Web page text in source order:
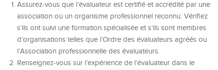
Assurez-vous que l’évaluateur est certifié et accrédité par une
association ou un organisme professionnel reconnu. Vérifiez
s’ils ont suivi une formation spécialisée et s’ils sont membres
d’organisations telles que l’Ordre des évaluateurs agréés ou
l’Association professionnelle des évaluateurs.
Renseignez-vous sur l’expérience de l’évaluateur dans le